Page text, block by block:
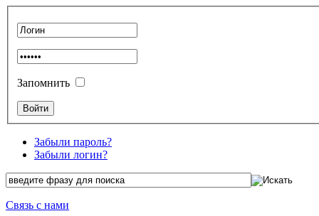
Запомнить
Забыли пароль?
Забыли логин?
Связь с нами